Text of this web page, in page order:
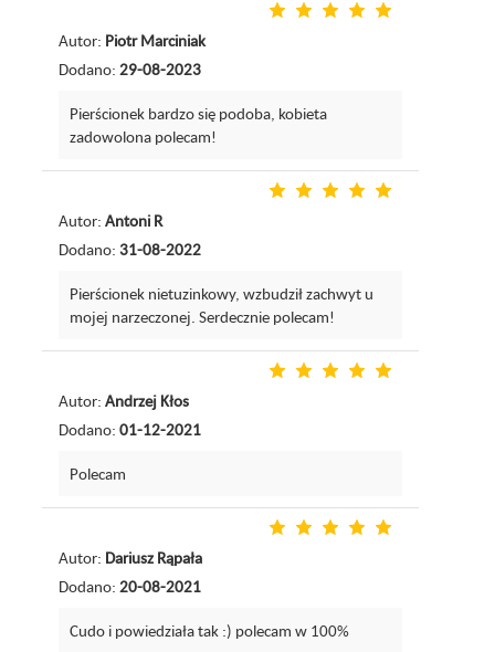
Autor: Piotr Marciniak
Dodano: 29-08-2023
Pierścionek bardzo się podoba, kobieta
zadowolona polecam!
Autor:Antoni R
Dodano:31-08-2022
Pierścionek nietuzinkowy, wzbudził zachwyt u
mojej narzeczonej. Serdecznie polecam!
Autor:Andrzej Kłos
Dodano:01-12-2021
Polecam
Autor: Dariusz Rąpała
Dodano: 20-08-2021
Cudo i powiedziała tak :) polecam w 100%